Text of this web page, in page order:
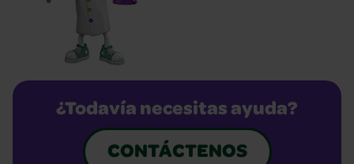
¿Todavía necesitas ayuda?
CONTÁCTENOS